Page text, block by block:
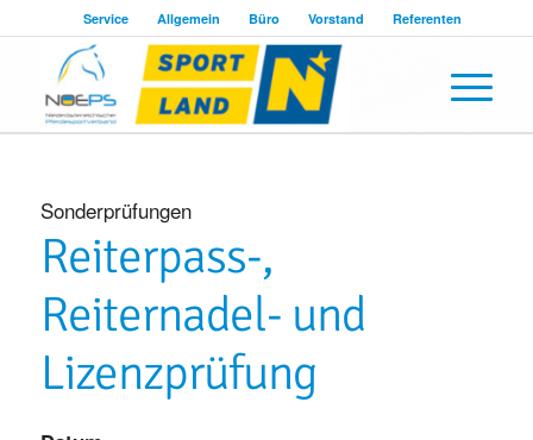
Service Allgemein Büro Vorstand Referenten
Sonderprüfungen
Reiterpass-,
Reiternadel- und
Lizenzprüfung